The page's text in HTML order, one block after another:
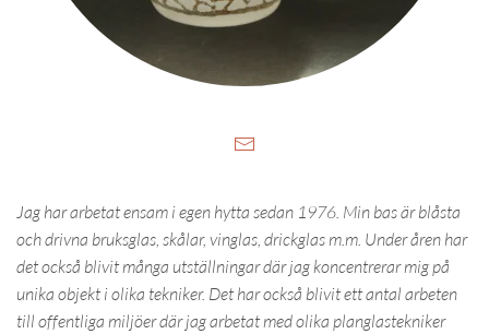
Jag har arbetat ensam i egen hytta sedan 1976. Min bas är blåsta
och drivna bruksglas, skålar, vinglas, drickglas m.m. Under åren har
det också blivit många utställningar där jag koncentrerar mig på
unika objekt i olika tekniker. Det har också blivit ett antal arbeten
till offentliga miljöer där jag arbetat med olika planglastekniker